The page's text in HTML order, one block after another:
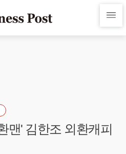
맨' 김한조 외환캐피